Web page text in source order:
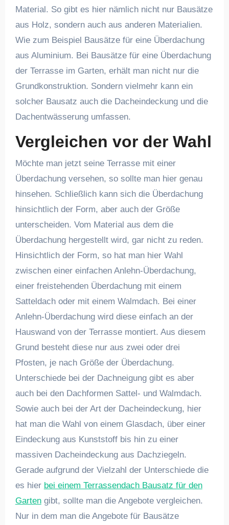
Material. So gibt es hier nämlich nicht nur Bausätze
aus Holz, sondern auch aus anderen Materialien.
Wie zum Beispiel Bausätze für eine Überdachung
aus Aluminium. Bei Bausätze für eine Überdachung
der Terrasse im Garten, erhält man nicht nur die
Grundkonstruktion. Sondern vielmehr kann ein
solcher Bausatz auch die Dacheindeckung und die
Dachentwässerung umfassen.
Vergleichen vor der Wahl
Möchte man jetzt seine Terrasse mit einer
Überdachung versehen, so sollte man hier genau
hinsehen. Schließlich kann sich die Überdachung
hinsichtlich der Form, aber auch der Größe
unterscheiden. Vom Material aus dem die
Überdachung hergestellt wird, gar nicht zu reden.
Hinsichtlich der Form, so hat man hier Wahl
zwischen einer einfachen Anlehn-Überdachung,
einer freistehenden Überdachung mit einem
Satteldach oder mit einem Walmdach. Bei einer
Anlehn-Überdachung wird diese einfach an der
Hauswand von der Terrasse montiert. Aus diesem
Grund besteht diese nur aus zwei oder drei
Pfosten, je nach Größe der Überdachung.
Unterschiede bei der Dachneigung gibt es aber
auch bei den Dachformen Sattel- und Walmdach.
Sowie auch bei der Art der Dacheindeckung, hier
hat man die Wahl von einem Glasdach, über einer
Eindeckung aus Kunststoff bis hin zu einer
massiven Dacheindeckung aus Dachziegeln.
Gerade aufgrund der Vielzahl der Unterschiede die
es hier bei einem Terrassendach Bausatz für den
Gartengibt, sollte man die Angebote vergleichen.
Nur in dem man die Angebote für Bausätze